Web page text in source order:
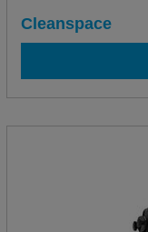
Cleanspace